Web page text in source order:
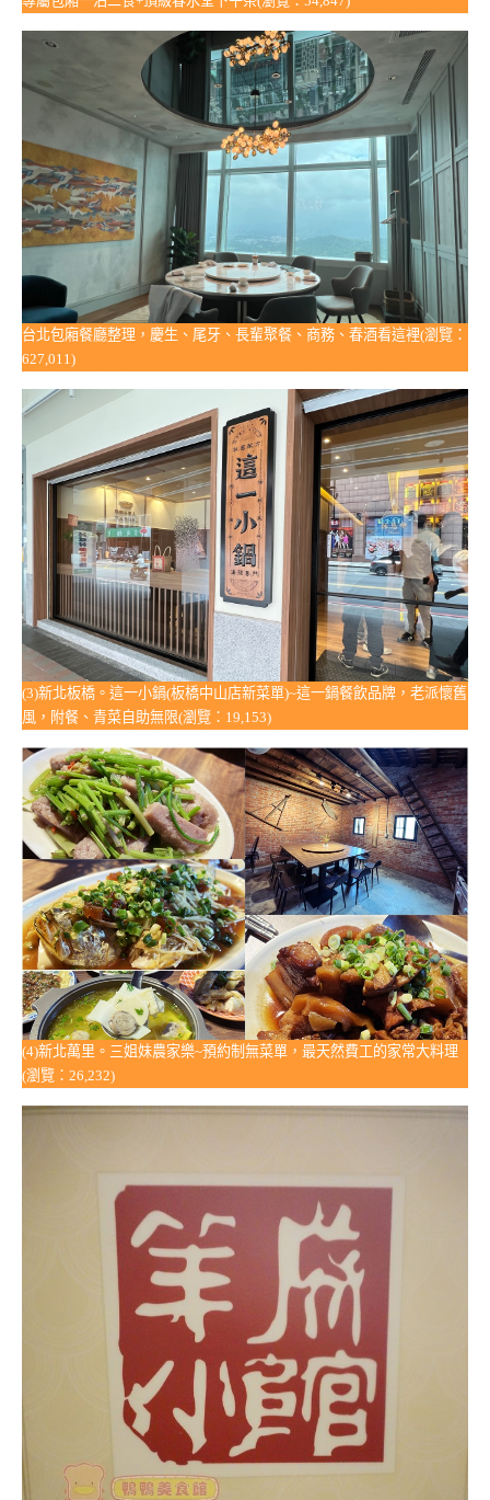
台北包廂餐廳整理，慶生、尾牙、長輩聚餐、商務、春酒看這裡(瀏覽：
627,011)
(3)新北板橋。這一小鍋(板橋中山店新菜單)~這一鍋餐飲品牌，老派懷舊
風，附餐、青菜自助無限(瀏覽：19,153)
(4)新北萬里。三姐妹農家樂~預約制無菜單，最天然費工的家常大料理
(瀏覽：26,232)